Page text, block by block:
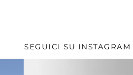
SEGUICI SU INSTAGRAM